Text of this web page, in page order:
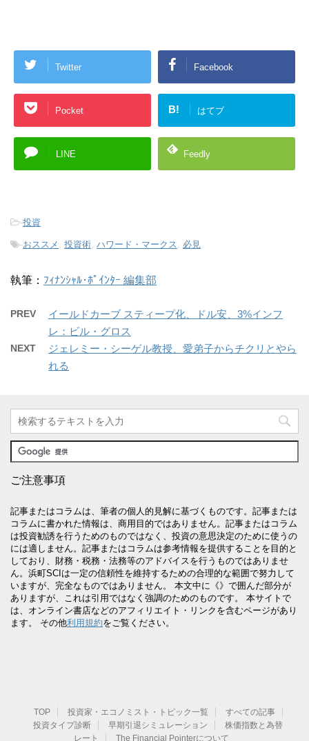
Twitter Facebook
Pocket B! はてブ
LINE Feedly
-投資
-おススメ , 投資術, ハワード・マークス, 必見
執筆： ﾌｨﾅﾝｼｬﾙ･ﾎﾟｲﾝﾀｰ 編集部
PREV
イールドカーブ スティープ化、ドル安、3%インフ
レ：ビル・グロス
NEXT
ジェレミー・シーゲル教授、愛弟子からチクリとやら
れる
ご注意事項
記事またはコラムは、筆者の個人的見解に基づくものです。記事または
コラムに書かれた情報は、商用目的ではありません。記事またはコラム
は投資勧誘を行うためのものではなく、投資の意思決定のために使うの
には適しません。記事またはコラムは参考情報を提供することを目的と
しており、財務・税務・法務等のアドバイスを行うものではありませ
ん。浜町SCIは一定の信頼性を維持するための合理的な範囲で努力して
いますが、完全なものではありません。 本文中に《》で囲んだ部分が
ありますが、これは引用ではなく強調のためのものです。 本サイトで
は、オンライン書店などのアフィリエイト・リンクを含むページがあり
ます。 その他利用規約をご覧ください。
TOP 投資家・エコノミスト・トピック一覧
すべての記事
投資タイプ診断
早期引退シミュレーション
株価指数と為替
レート
The Financial Pointerについて